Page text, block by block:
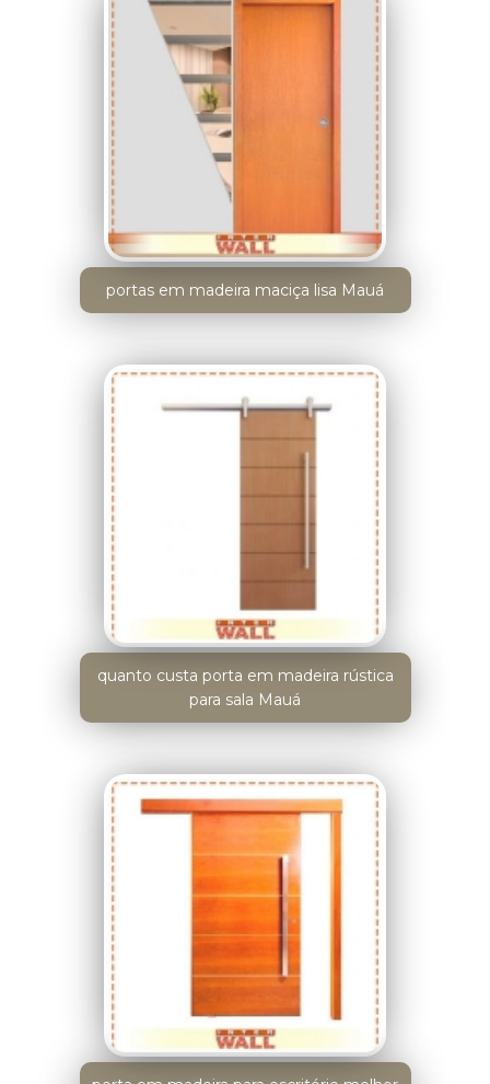
portas em madeira maciça lisa Mauá
quanto custa porta em madeira rústica
para sala Mauá